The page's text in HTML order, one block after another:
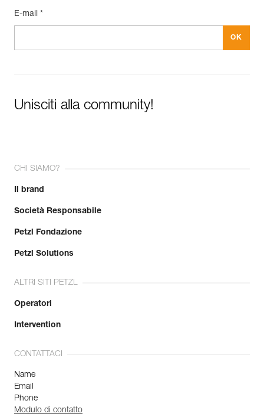
E-mail *
Unisciti alla community!
CHI SIAMO?
Il brand
Società Responsabile
Petzl Fondazione
Petzl Solutions
ALTRI SITI PETZL
Operatori
Intervention
CONTATTACI
Name
Email
Phone
Modulo di contatto